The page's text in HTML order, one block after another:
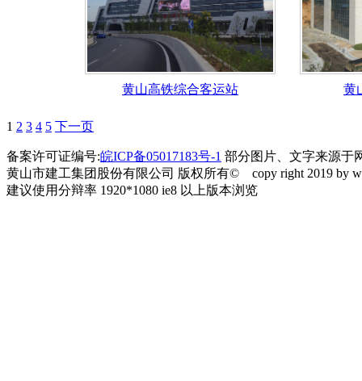
黄山高铁综合客运站 黄
1 2 3 4 5 下一页
备案许可证编号:皖ICP备05017183号-1 部分图片、文字来源于
黄山市建工集团股份有限公司 版权所有© copy right 2019 by
建议使用分辩率 1920*1080 ie8 以上版本浏览